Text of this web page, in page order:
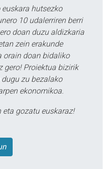
euskara hutsezko
10 udalerriren berri
doan duzu aldizkaria
zein erakunde
orain doan bidaliko
gero! Proiektua bizirik
zu bezalako
ekonomikoa.
eta gozatu euskaraz!